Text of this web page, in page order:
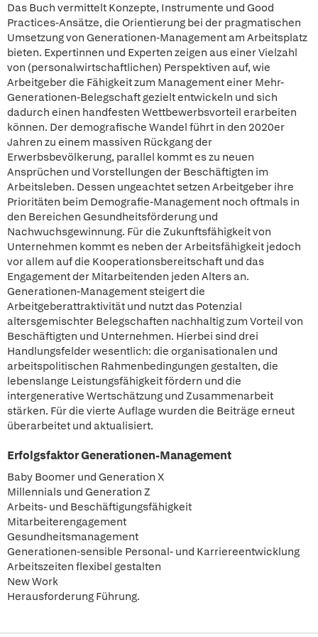
Das Buch vermittelt Konzepte, Instrumente und Good
Practices-Ansätze, die Orientierung bei der pragmatischen
Umsetzung von Generationen-Management am Arbeitsplatz
bieten. Expertinnen und Experten zeigen aus einer Vielzahl
von (personalwirtschaftlichen) Perspektiven auf, wie
Arbeitgeber die Fähigkeit zum Management einer Mehr-
Generationen-Belegschaft gezielt entwickeln und sich
dadurch einen handfesten Wettbewerbsvorteil erarbeiten
können. Der demografische Wandel führt in den 2020er
Jahren zu einem massiven Rückgang der
Erwerbsbevölkerung, parallel kommt es zu neuen
Ansprüchen und Vorstellungen der Beschäftigten im
Arbeitsleben. Dessen ungeachtet setzen Arbeitgeber ihre
Prioritäten beim Demografie-Management noch oftmals in
den Bereichen Gesundheitsförderung und
Nachwuchsgewinnung. Für die Zukunftsfähigkeit von
Unternehmen kommt es neben der Arbeitsfähigkeit jedoch
vor allem auf die Kooperationsbereitschaft und das
Engagement der Mitarbeitenden jeden Alters an.
Generationen-Management steigert die
Arbeitgeberattraktivität und nutzt das Potenzial
altersgemischter Belegschaften nachhaltig zum Vorteil von
Beschäftigten und Unternehmen. Hierbei sind drei
Handlungsfelder wesentlich: die organisationalen und
arbeitspolitischen Rahmenbedingungen gestalten, die
lebenslange Leistungsfähigkeit fördern und die
intergenerative Wertschätzung und Zusammenarbeit
stärken. Für die vierte Auflage wurden die Beiträge erneut
überarbeitet und aktualisiert.
Erfolgsfaktor Generationen-Management
Baby Boomer und Generation X
Millennials und Generation Z
Arbeits- und Beschäftigungsfähigkeit
Mitarbeiterengagement
Gesundheitsmanagement
Generationen-sensible Personal- und Karriereentwicklung
Arbeitszeiten flexibel gestalten
New Work
Herausforderung Führung.